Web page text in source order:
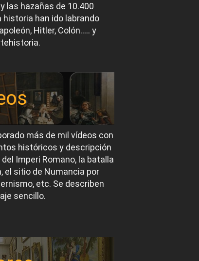
las hazañas de 10.400
historia han ido labrando
Hitler, Colón….. y
más de mil vídeos con
históricos y descripción
Imperi Romano, la batalla
el sitio de Numancia por
etc. Se describen
sencillo.